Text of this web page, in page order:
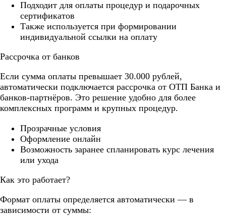
Подходит для оплаты процедур и подарочных
сертификатов
Также используется при формировании
индивидуальной ссылки на оплату
Рассрочка от банков
Если сумма оплаты превышает 30.000 рублей,
автоматически подключается рассрочка от ОТП Банка и
банков-партнёров. Это решение удобно для более
комплексных программ и крупных процедур.
Прозрачные условия
Оформление онлайн
Возможность заранее спланировать курс лечения
или ухода
Как это работает?
Формат оплаты определяется автоматически — в
зависимости от суммы: